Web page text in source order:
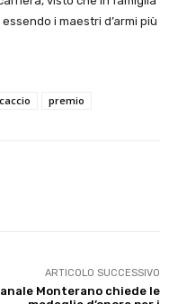
i maestri d’armi più
premio
ARTICOLO SUCCESSIVO
Monterano chiede le